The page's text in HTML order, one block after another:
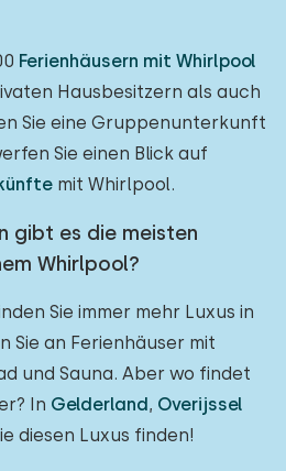
Ferienhäusern mit Whirlpool
Hausbesitzern als auch
Sie eine Gruppenunterkunft
Sie einen Blick auf
mit Whirlpool.
gibt es die meisten
Whirlpool?
Sie immer mehr Luxus in
Sie an Ferienhäuser mit
und Sauna. Aber wo findet
In Gelderland, Overijssel
diesen Luxus finden!